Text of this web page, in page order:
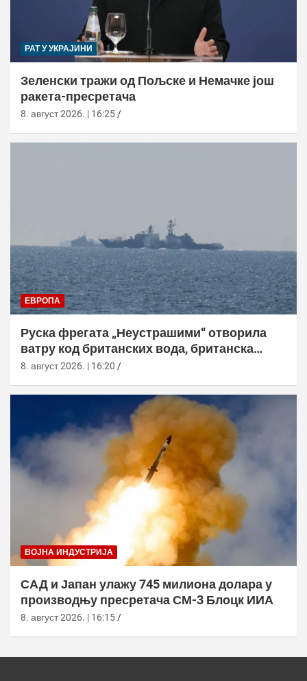
РАТ У УКРАЈИНИ
Зеленски тражи од Пољске и Немачке још
ракета-пресретача
8. август 2026. | 16:25
ЕВРОПА
Руска фрегата „Неустрашими“ отворила
ватру код британских вода, британска
морнарица појачала праћење
8. август 2026. | 16:20
ВОЈНА ИНДУСТРИЈА
САД и Јапан улажу 745 милиона долара у
производњу пресретача СМ-3 Блоцк ИИА
8. август 2026. | 16:15